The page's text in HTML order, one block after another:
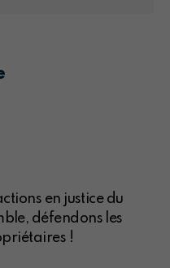
en justice du
défendons les
!